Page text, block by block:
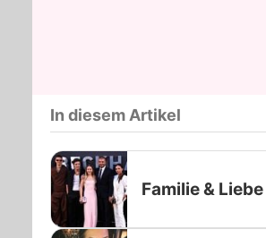
In diesem Artikel
Familie & Liebe